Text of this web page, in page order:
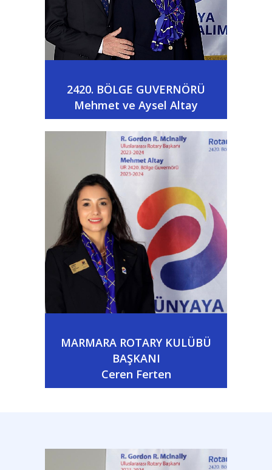
2420. BÖLGE GUVERNÖRÜ
Mehmet ve Aysel Altay
MARMARA ROTARY KULÜBÜ
BAŞKANI
Ceren Ferten